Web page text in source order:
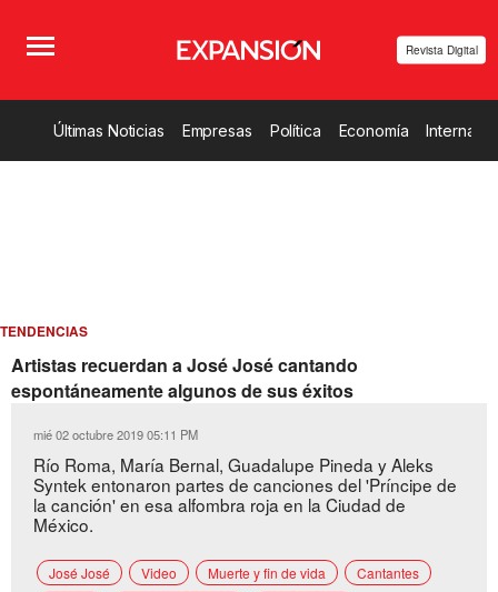
Revista Digital
Últimas Noticias Empresas Política Economía
TENDENCIAS
Artistas recuerdan a José José cantando
espontáneamente algunos de sus éxitos
mié 02 octubre 2019 05:11 PM
Río Roma, María Bernal, Guadalupe Pineda y Aleks
Syntek entonaron partes de canciones del 'Príncipe de
la canción' en esa alfombra roja en la Ciudad de
México.
José José Video Muerte y fin de vida
Cantantes